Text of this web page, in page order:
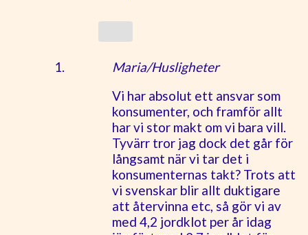
Maria/Husligheter
Vi har absolut ett ansvar som
konsumenter, och framför allt
har vi stor makt om vi bara vill.
Tyvärr tror jag dock det går för
långsamt när vi tar det i
konsumenternas takt? Trots att
vi svenskar blir allt duktigare
att återvinna etc, så gör vi av
med 4,2 jordklot per år idag